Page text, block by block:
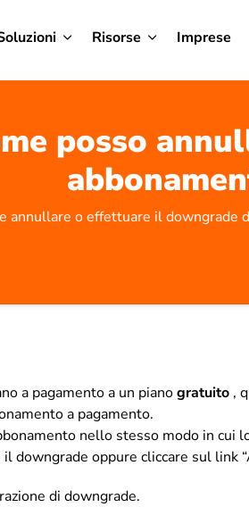
Risorse Imprese
posso
annullare o effettuare il downgrade
a pagamento a un pianogratuito ,
a pagamento.
nello stesso modo in cui
downgrade oppure cliccare sul link
di downgrade.